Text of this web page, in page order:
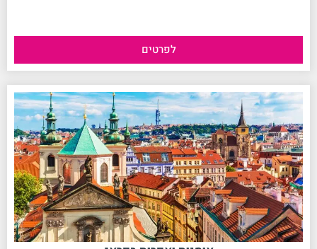
לפרטים
No data was found
אומנות ואפרות בפראג